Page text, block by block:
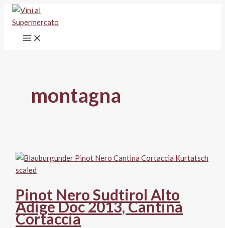
Vai
contenuto
montagna
Pinot Nero Sudtirol Alto
Adige Doc 2013, Cantina
Cortaccia